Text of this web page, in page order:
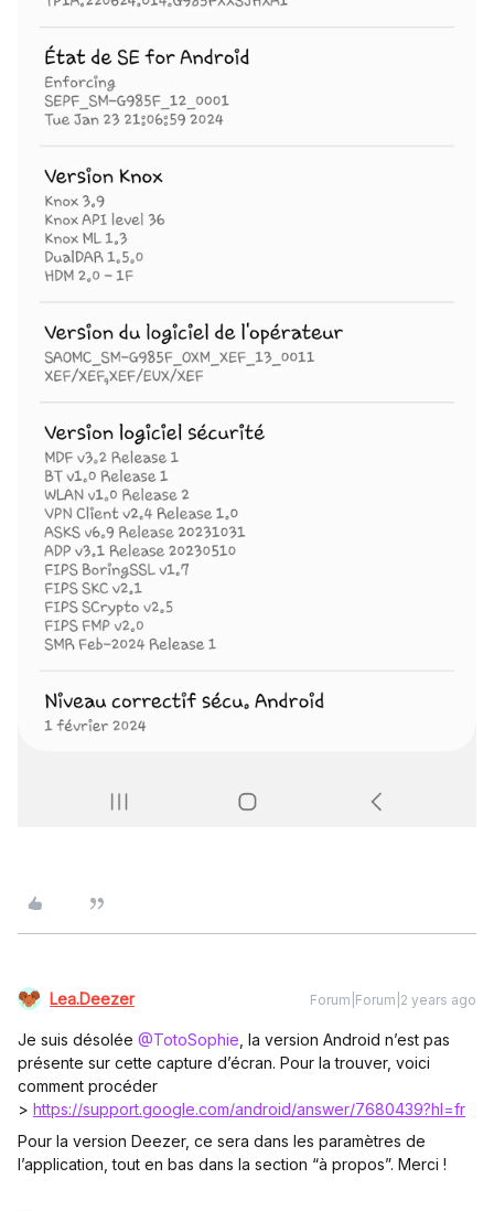
Lea.Deezer Forum|Forum|2 years ago
Je suis désolée @TotoSophie, la version Android n’est pas
présente sur cette capture d’écran. Pour la trouver, voici
comment procéder
> https://support.google.com/android/answer/7680439?hl=fr
Pour la version Deezer, ce sera dans les paramètres de
l’application, tout en bas dans la section “à propos”. Merci !